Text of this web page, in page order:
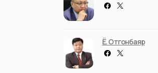
Ё. Отгонбаяр